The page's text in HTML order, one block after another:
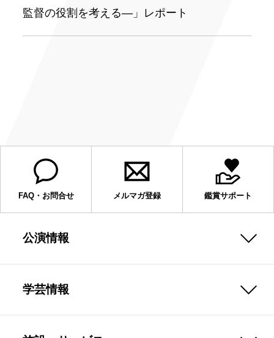
監督の役割を考える―」レポート
FAQ・お問合せ メルマガ登録 鑑賞サポート
公演情報
学芸情報